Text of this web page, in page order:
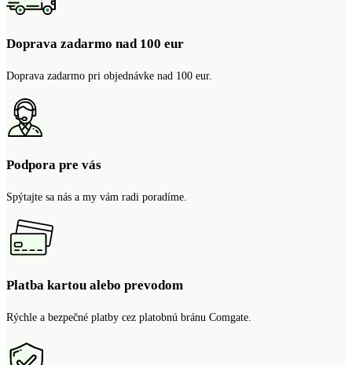
Doprava zadarmo nad 100 eur
Doprava zadarmo pri objednávke nad 100 eur.
Podpora pre vás
Spýtajte sa nás a my vám radi poradíme.
Platba kartou alebo prevodom
Rýchle a bezpečné platby cez platobnú bránu Comgate.